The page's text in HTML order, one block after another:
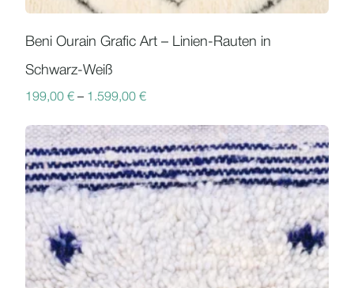
Beni Ourain Grafic Art – Linien-Rauten in
Schwarz-Weiß
199,00 € – 1.599,00 €